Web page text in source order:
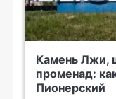
Камень Лжи,
променад:
Пионерский